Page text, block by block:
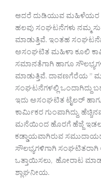
ಆದರೆ ದುಡಿಯುವ ಮಹಿಳೆಯರ
ಹಲವು ಸಂಘಟನೆಗಳು ನಮ್ಮ
ಮಾಡುತ್ತಿವೆ. ಇಂತಹ
ಅಸಂಘಟಿತ ಮಹಿಳಾ ಕೂಲಿ
ಸಮಾನತೆಗಾಗಿ ಹಾಗೂ
ಮಾಡುತ್ತಿವೆ. ದಾವಣಗೆರೆಯ ”
ಸಂಘಟನೆಗಳಲ್ಲಿ ಒಂದಾಗಿದ್ದು
ಇದು ಅಸಂಘಟಿತ ಟೈಲರ್
ಕಾರ್ಮಿಕರ ಗುಂಪಾಗಿದ್ದು,
ಮನೆಯಿಂದ ಹೊರಗೆ ಹೆಜ್ಜೆ
ಕಡ್ಡಾಯವಾಗಿರುವ
ಸೌಲಭ್ಯಗಳಿಗಾಗಿ ಸಂಘಟಿತರಾಗಿ
ಒತ್ತಾಯಿಸಲು, ಹೋರಾಟ
ಶ್ಲಾಘನೀಯ.